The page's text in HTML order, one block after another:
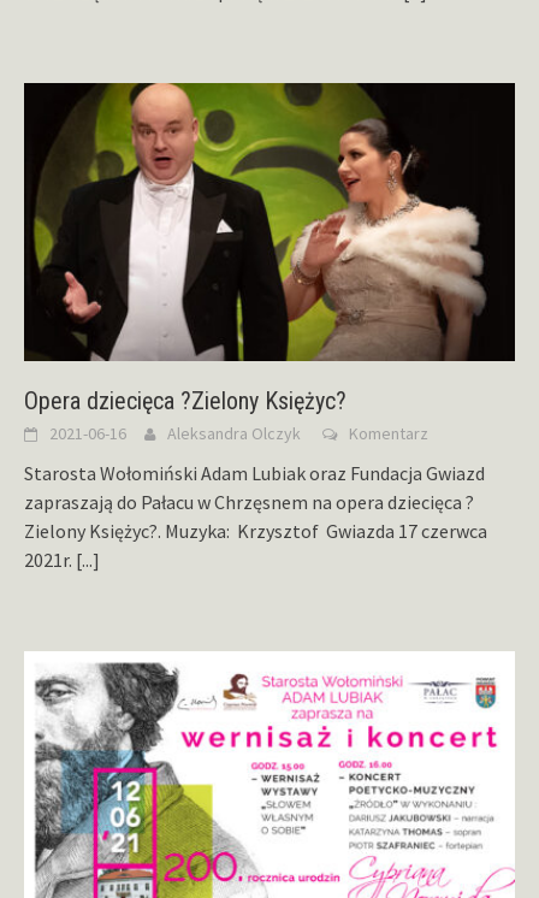
Opera dziecięca ?Zielony Księżyc?
2021-06-16 Aleksandra Olczyk Komentarz
Starosta Wołomiński Adam Lubiak oraz Fundacja Gwiazd
zapraszają do Pałacu w Chrzęsnem na opera dziecięca ?
Zielony Księżyc?. Muzyka: Krzysztof Gwiazda 17 czerwca
2021r. [...]